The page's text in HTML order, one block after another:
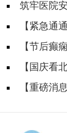
筑牢医院
防安全培训纪
【紧急通
神经内科胡颖
【节后癫
院陈葵博士
题！
【国庆看
天坛&首钢医
【重磅消